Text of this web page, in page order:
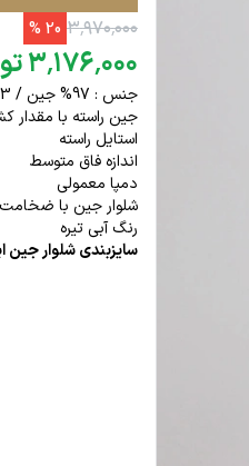
۳٬۹۷۰٬۰۰۰ 20
%
۳٬۱۷۶٬۰۰۰
جنس : 97% جین / 3% کش
جین راسته با
استایل راسته
اندازه فاق متوسط
دمپا معمولی
شلوار جین با
رنگ آبی تیره
سایزبندی شلوار جین